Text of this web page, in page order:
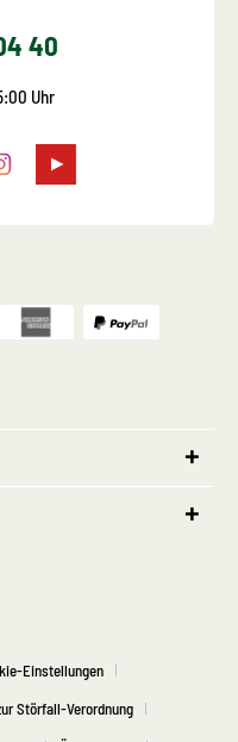
40
Uhr
Einstellungen
Störfall-Verordnung